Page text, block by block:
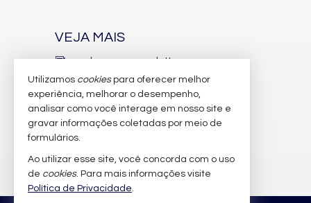
Sala de Jantar
Banheiro Social
Características do Empreendimento
Salão de Festas
Espaço Fitness
Medidores Individuais
Captação de Água
Portão Eletrônico
Gás Central
Hall Decorado e Mobiliado
Estar Social
VEJA MAIS
receba nosso newsletter
indicadores financeiros
cadastre seu imóvel
imóveis favoritos
mapa de imóveis
Utilizamos cookiespara oferecer melhor
experiência, melhorar o desempenho,
analisar como você interage em nosso site e
gravar informações coletadas por meio de
formulários.
Ao utilizar esse site, você concorda com o uso
de cookies. Para mais informações visite
Política de Privacidade.